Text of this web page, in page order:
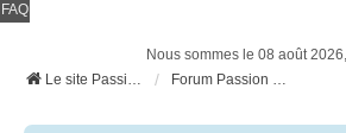
FAQ
Nous sommes le 08 août
Le site Passion XM
Forum Passion XM